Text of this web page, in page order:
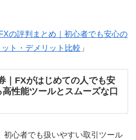
の評判まとめ｜初心者でも安心の
ト・デメリット比較 」
｜FXがはじめての人でも安
性能ツールとスムーズな口
初心者でも扱いやすい取引ツール